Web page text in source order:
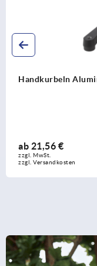
Handkurbeln
ab31,46 €
zzgl. MwSt.
zzgl. Versandkosten